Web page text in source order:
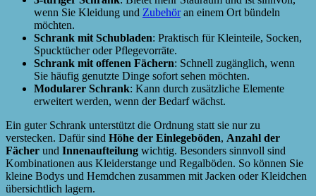
wenn Sie Kleidung und Zubehöran einem Ort bündeln
möchten.
Schrank mit Schubladen: Praktisch für Kleinteile, Socken,
Spucktücher oder Pflegevorräte.
Schrank mit offenen Fächern: Schnell zugänglich, wenn
Sie häufig genutzte Dinge sofort sehen möchten.
Modularer Schrank: Kann durch zusätzliche Elemente
erweitert werden, wenn der Bedarf wächst.
Ein guter Schrank unterstützt die Ordnung statt sie nur zu
verstecken. Dafür sind Höhe der Einlegeböden, Anzahl der
Fächer und Innenaufteilung wichtig. Besonders sinnvoll sind
Kombinationen aus Kleiderstange und Regalböden. So können Sie
kleine Bodys und Hemdchen zusammen mit Jacken oder Kleidchen
übersichtlich lagern.